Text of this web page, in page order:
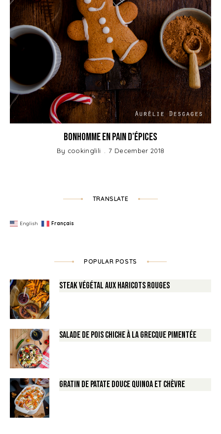
Bonhomme en Pain d’épices
By cookinglili 7 December 2018
TRANSLATE
English Français
POPULAR POSTS
Steak végétal aux haricots rouges
Salade de Pois chiche à la Grecque pimentée
Gratin de Patate douce Quinoa et Chèvre